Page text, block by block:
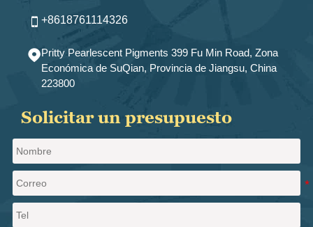
+8618761114326
Pritty Pearlescent Pigments 399 Fu Min Road, Zona
Económica de SuQian, Provincia de Jiangsu, China
223800
Solicitar un presupuesto